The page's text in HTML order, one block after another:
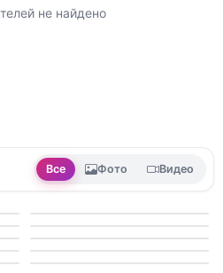
не найдено
Все Фото Видео